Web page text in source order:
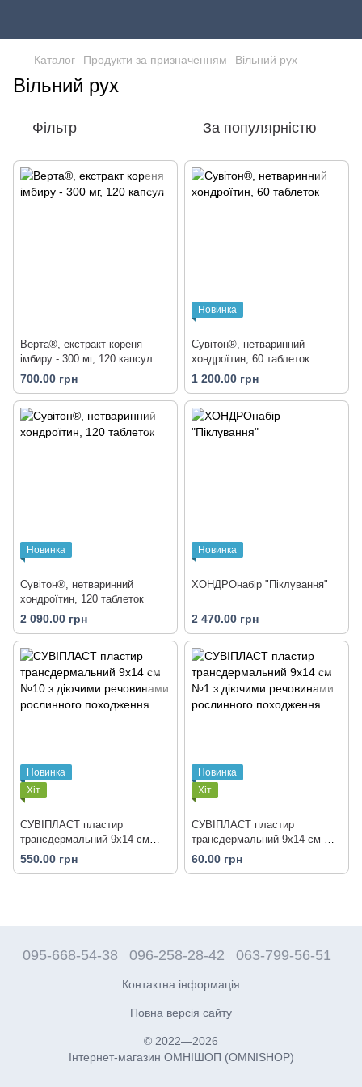
Каталог Продукти за призначенням Вільний рух
Вільний рух
Фільтр За популярністю
Верта®, екстракт кореня
імбиру - 300 мг, 120 капсул
700.00 грн
Новинка
Сувітон®, нетваринний
хондроїтин, 60 таблеток
1 200.00 грн
Новинка
Сувітон®, нетваринний
хондроїтин, 120 таблеток
2 090.00 грн
Новинка
ХОНДРОнабір "Піклування"
2 470.00 грн
Новинка
Хіт
СУВІПЛАСТ пластир
трансдермальний 9х14 см
№10 з діючими речовинами
рослинного походження
550.00 грн
Новинка
Хіт
СУВІПЛАСТ пластир
трансдермальний 9х14 см №1
з діючими речовинами
рослинного походження
60.00 грн
095-668-54-38 096-258-28-42 063-799-56-51
Контактна інформація
Повна версія сайту
© 2022—2026
Інтернет-магазин ОМНІШОП (OMNISHOP)